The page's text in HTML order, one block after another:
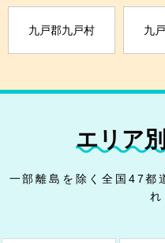
九戸郡九戸村 九
エリア
一部離島を除く全国47都
れ